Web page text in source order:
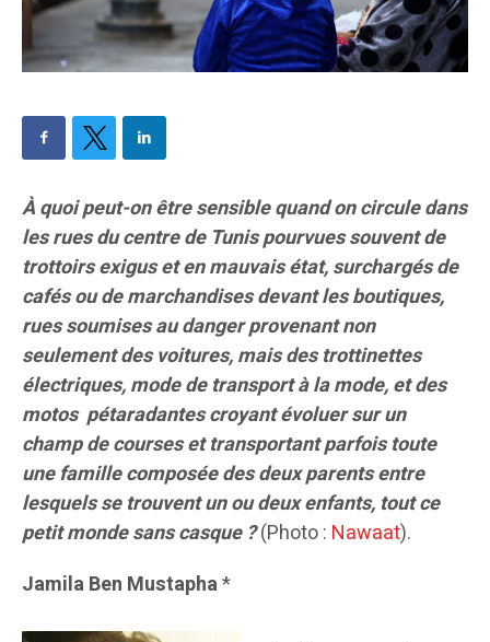
À quoi peut-on être sensible quand on circule dans
les rues du centre de Tunis pourvues souvent de
trottoirs exigus et en mauvais état, surchargés de
cafés ou de marchandises devant les boutiques,
rues soumises au danger provenant non
seulement des voitures, mais des trottinettes
électriques, mode de transport à la mode, et des
motos pétaradantes croyant évoluer sur un
champ de courses et transportant parfois toute
une famille composée des deux parents entre
lesquels se trouvent un ou deux enfants, tout ce
petit monde sans casque ?(Photo : Nawaat).
Jamila Ben Mustapha*